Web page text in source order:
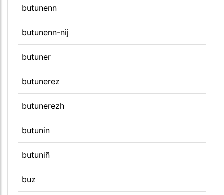
butunenn
butunenn-nij
butuner
butunerez
butunerezh
butunin
butuniñ
buz